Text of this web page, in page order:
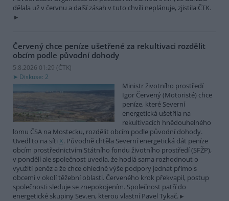
dělala už v červnu a další zásah v tuto chvíli neplánuje, zjistila ČTK.
Červený chce peníze ušetřené za rekultivaci rozdělit
obcím podle původní dohody
5.8.2026 01:29 (ČTK)
Diskuse: 2
Ministr životního prostředí
Igor Červený (Motoristé) chce
peníze, které Severní
energetická ušetřila na
rekultivacích hnědouhelného
lomu ČSA na Mostecku, rozdělit obcím podle původní dohody.
Uvedl to na síti X. Původně chtěla Severní energetická dát peníze
obcím prostřednictvím Státního fondu životního prostředí (SFŽP),
v pondělí ale společnost uvedla, že hodlá sama rozhodnout o
využití peněz a že chce ohledně výše podpory jednat přímo s
obcemi v okolí těžební oblasti. Červeného krok překvapil, postup
společnosti sleduje se znepokojením. Společnost patří do
energetické skupiny Sev.en, kterou vlastní Pavel Tykač.